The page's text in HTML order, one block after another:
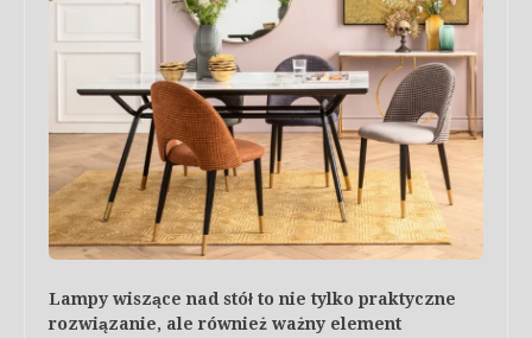
Lampy wiszące nad stół to nie tylko praktyczne
rozwiązanie, ale również ważny element